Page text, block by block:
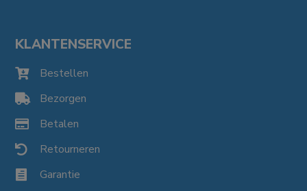
KLANTENSERVICE
 Bestellen
 Bezorgen
 Betalen
 Retourneren
 Garantie